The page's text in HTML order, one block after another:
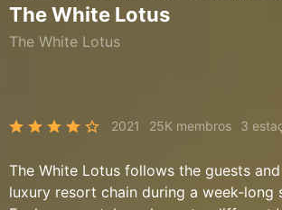
The White Lotus
The White Lotus
2021 25K membros 3
The White Lotus follows the guests
luxury resort chain during a week-long